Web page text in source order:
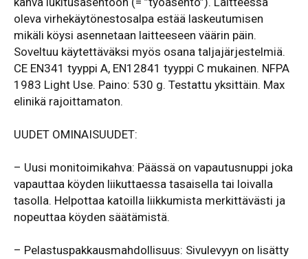
oleva virhekäytönestosalpa estää laskeutumisen
mikäli köysi asennetaan laitteeseen väärin päin.
Soveltuu käytettäväksi myös osana taljajärjestelmiä.
CE EN341 tyyppi A, EN12841 tyyppi C mukainen. NFPA
1983 Light Use. Paino: 530 g. Testattu yksittäin. Max
elinikä rajoittamaton.
UUDET OMINAISUUDET:
– Uusi monitoimikahva: Päässä on vapautusnuppi joka
vapauttaa köyden liikuttaessa tasaisella tai loivalla
tasolla. Helpottaa katoilla liikkumista merkittävästi ja
nopeuttaa köyden säätämistä.
– Pelastuspakkausmahdollisuus: Sivulevyyn on lisätty